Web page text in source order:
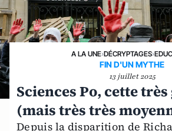
A LA UNE›DÉCRYPTAGES›
FIN D'UN MYTHE
13 juillet 2025
Sciences Po, cette
(mais très très
Depuis la disparition de